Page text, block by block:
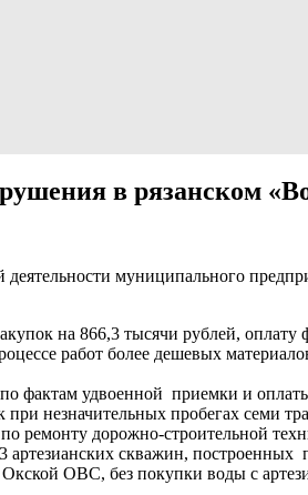
в рязанском
муниципального
на 866,3 тысячи рублей, оплату
работ более дешевых
фактам удвоенной приемки и
при незначительных пробегах семи
ремонту дорожно-строительной
скважин, построенных
ОВС, без покупки воды с